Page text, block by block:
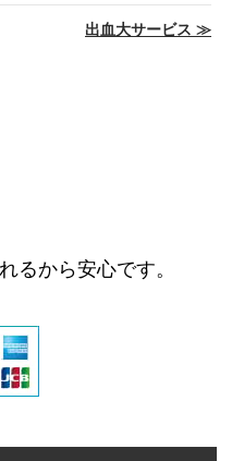
出血大サービス ≫
るから安心です。